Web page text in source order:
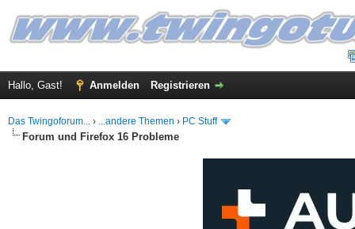
Hallo, Gast! Anmelden Registrieren
Das Twingoforum... › ...andere Themen › PC Stuff
Forum und Firefox 16 Probleme